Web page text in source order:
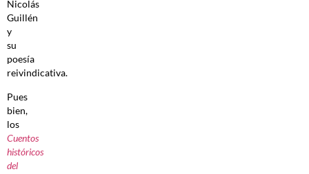
Nicolás
Guillén
y
su
poesía
reivindicativa.
Pues
bien,
los
Cuentos
históricos
del